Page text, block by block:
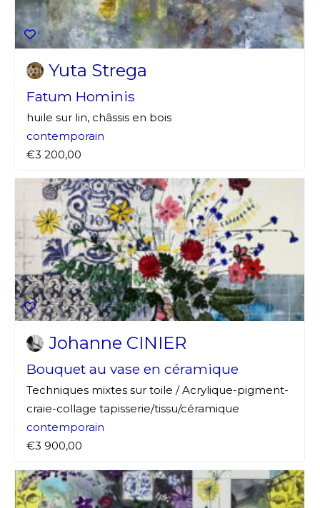
Yuta Strega
Fatum Hominis
huile sur lin, châssis en bois
contemporain
€3 200,00
Johanne CINIER
Bouquet au vase en céramique
Techniques mixtes sur toile / Acrylique-pigment-
craie-collage tapisserie/tissu/céramique
contemporain
€3 900,00